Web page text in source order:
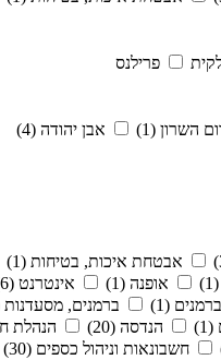
פרילנס
השרון (1) אבן יהודה (4)
אבטחת איכות, בטיחות (1)
אופנה (1) אינטרנט (6)
ברמנים (1) ברמנים, מסעדנות
הנדסה (20) הנהלת
חשבונאות וניהול כספים (30)